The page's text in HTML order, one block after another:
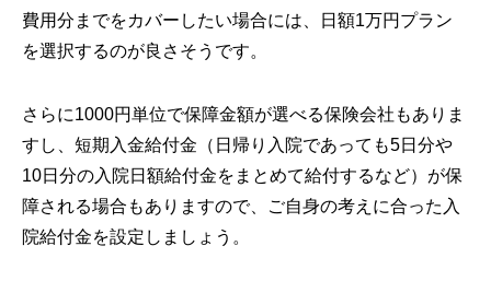
費用分までをカバーしたい場合には、日額1万円プラン
を選択するのが良さそうです。
さらに1000円単位で保障金額が選べる保険会社もありま
すし、短期入金給付金（日帰り入院であっても5日分や
10日分の入院日額給付金をまとめて給付するなど）が保
障される場合もありますので、ご自身の考えに合った入
院給付金を設定しましょう。